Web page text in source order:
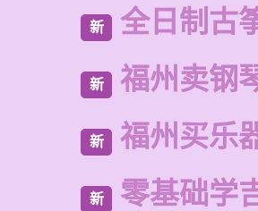
新 全日制古
新 福州卖钢
新 福州买乐
新 零基础学